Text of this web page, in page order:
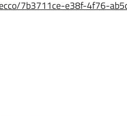
7b3711ce-e38f-4f76-